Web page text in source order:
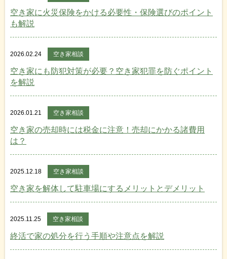
空き家に火災保険をかける必要性・保険選びのポイント
も解説
2026.02.24 空き家相談
空き家にも防犯対策が必要？空き家犯罪を防ぐポイント
を解説
2026.01.21 空き家相談
空き家の売却時には税金に注意！売却にかかる諸費用
は？
2025.12.18 空き家相談
空き家を解体して駐車場にするメリットとデメリット
2025.11.25 空き家相談
終活で家の処分を行う手順や注意点を解説